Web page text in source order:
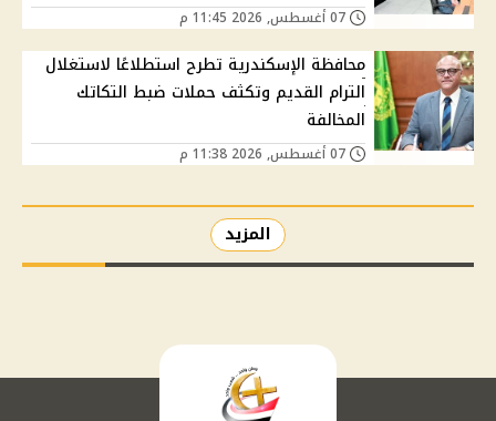
محافظة الإسكندرية تطرح استطلاعًا لاستغلال
الترام القديم وتكثف حملات ضبط التكاتك
المخالفة
المزيد